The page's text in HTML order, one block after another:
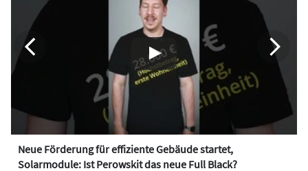
Neue Förderung für effiziente Gebäude startet,
Solarmodule: Ist Perowskit das neue Full Black?